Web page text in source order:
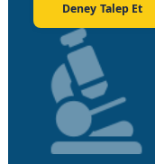
Deney Talep Et